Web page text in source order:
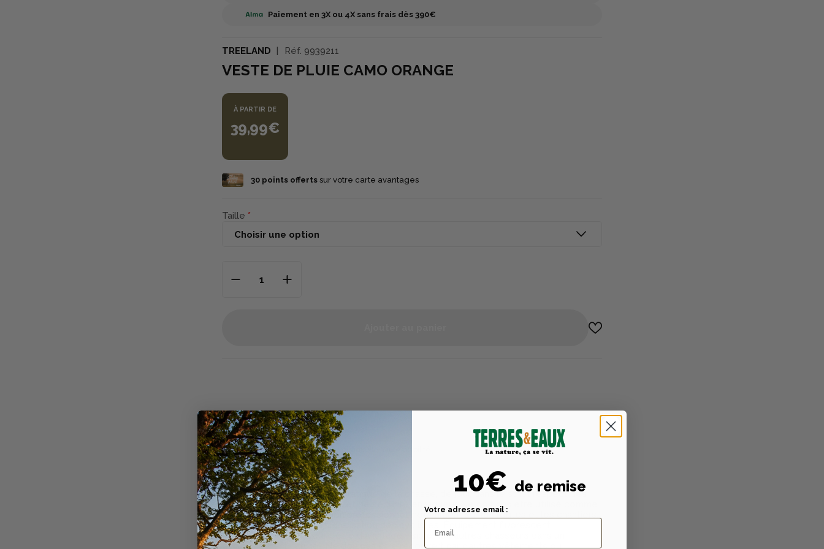
Paiement en 3X ou 4X sans frais dès 390€
TREELAND Réf. 9939211
VESTE DE PLUIE CAMO ORANGE
À PARTIR DE
39,99€
30 points offerts sur votre carte avantages
Taille
Description
Équipement de protection individuelle haute visibilité
E.P.I Haute visibilité
Exclusivement destiné à la pratique de la chasse, de jour, dans le strict respect des
dispositions règlementaires et de sécurité en vigueur. Ne doit pas être utilisé comme
équipement de signalisation professionnel, notamment sur les routes et les chantiers,
et n’est pas adapté à la signalisation des cyclistes. Équipement fluorescent
permettant au chasseur d’être davantage visible des autres chasseurs dans un
environnement naturel. Ne doit pas être recouvert par d’autres vêtements ou
10€ de remise
Votre adresse email :